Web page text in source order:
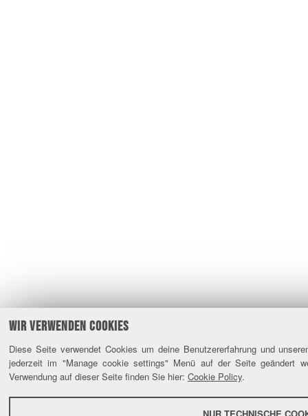
WIR VERWENDEN COOKIES
Diese Seite verwendet Cookies um deine Benutzererfahrung und
jederzeit im "Manage cookie settings" Menü auf der Seite geändert
Verwendung auf dieser Seite finden Sie hier: Cookie Policy.